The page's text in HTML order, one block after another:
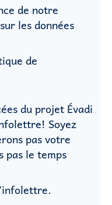
de notre
sur les données
de
du projet Évadi
Soyez
pas votre
pas le temps